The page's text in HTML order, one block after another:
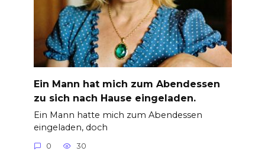
Ein Mann hat mich zum Abendessen
zu sich nach Hause eingeladen.
Ein Mann hatte mich zum Abendessen
eingeladen, doch
0 30